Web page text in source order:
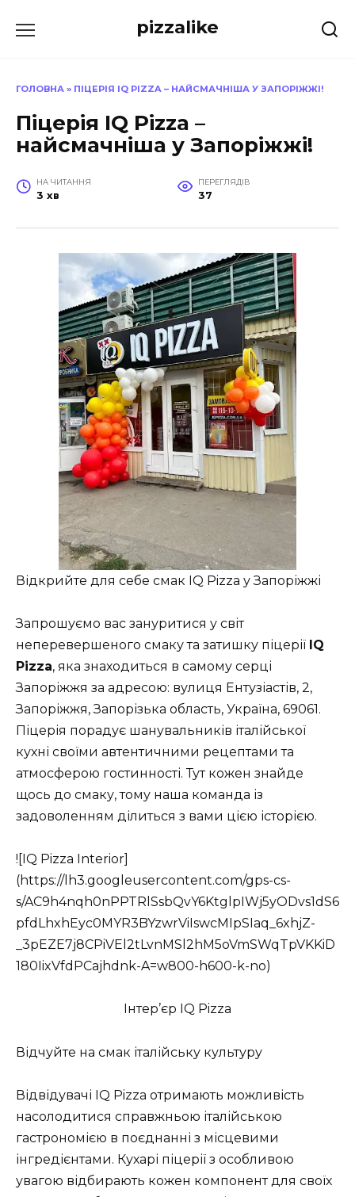
до
pizzalike
ГОЛОВНА » ПІЦЕРІЯ IQ PIZZA – НАЙСМАЧНІША У ЗАПОРІЖЖІ!
Піцерія IQ Pizza –
найсмачніша у Запоріжжі!
НА ЧИТАННЯ
3 хв
ПЕРЕГЛЯДІВ
37
Відкрийте для себе смак ІQ Pizza у Запоріжжі
Запрошуємо вас зануритися у світ
неперевершеного смаку та затишку піцерії IQ
Pizza, яка знаходиться в самому серці
Запоріжжя за адресою: вулиця Ентузіастів, 2,
Запоріжжя, Запорізька область, Україна, 69061.
Піцерія порадує шанувальників італійської
кухні своїми автентичними рецептами та
атмосферою гостинності. Тут кожен знайде
щось до смаку, тому наша команда із
задоволенням ділиться з вами цією історією.
![IQ Pizza Interior]
(https://lh3.googleusercontent.com/gps-cs-
s/AC9h4nqh0nPPTRlSsbQvY6KtglpIWj5yODvs1dS6
pfdLhxhEyc0MYR3BYzwrViIswcMIpSIaq_6xhjZ-
_3pEZE7j8CPiVEl2tLvnMSl2hM5oVmSWqTpVKKiD
180IixVfdPCajhdnk-A=w800-h600-k-no)
Інтер’єр IQ Pizza
Відчуйте на смак італійську культуру
Відвідувачі IQ Pizza отримають можливість
насолодитися справжньою італійською
гастрономією в поєднанні з місцевими
інгредієнтами. Кухарі піцерії з особливою
увагою відбирають кожен компонент для своїх